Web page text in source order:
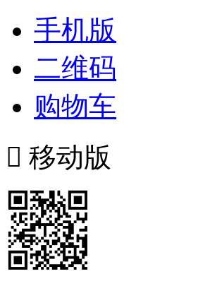
手机版
二维码
购物车
 移动版